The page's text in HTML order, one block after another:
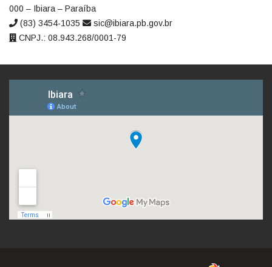
000 – Ibiara – Paraíba
(83) 3454-1035
sic@ibiara.pb.gov.br
CNPJ.: 08.943.268/0001-79